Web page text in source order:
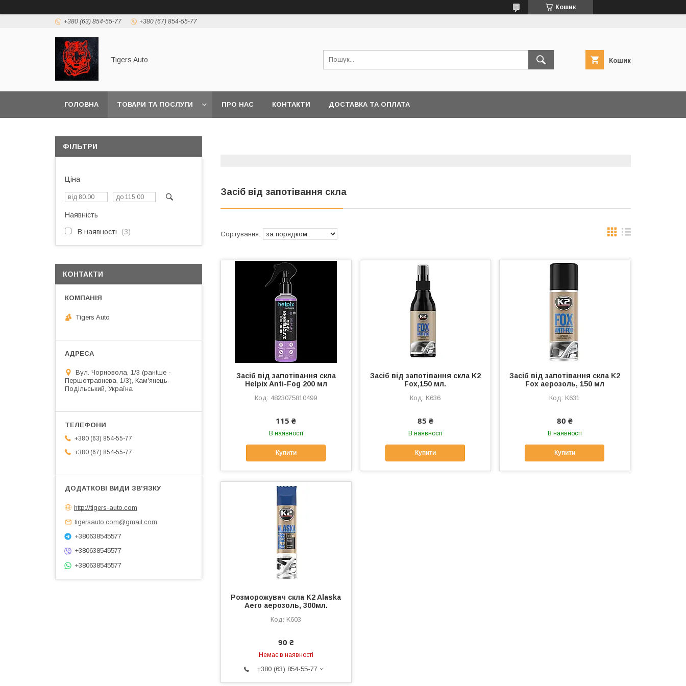
Кошик
+380 (63) 854-55-77 +380 (67) 854-55-77
Tigers Auto Кошик
ГОЛОВНА ТОВАРИ ТА ПОСЛУГИ ПРО НАС КОНТАКТИ ДОСТАВКА ТА ОПЛАТА
Засіб від запотівання скла
Засіб від запотівання скла
Helpix Anti-Fog 200 мл
4823075810499
115 ₴
В наявності
Купити
Засіб від запотівання скла K2
Fox,150 мл.
K636
85 ₴
В наявності
Купити
Засіб від запотівання скла K2
Fox аерозоль, 150 мл
K631
80 ₴
В наявності
Купити
Розморожувач скла K2 Alaska
Aero аерозоль, 300мл.
K603
90 ₴
Немає в наявності
+380 (63) 854-55-77
ФІЛЬТРИ
Ціна
Наявність
В наявності 3
КОНТАКТИ
Tigers Auto
Вул. Чорновола, 1/3 (раніше -
Першотравнева, 1/3), Кам'янець-
Подільський, Україна
+380 (63) 854-55-77
+380 (67) 854-55-77
http://tigers-auto.com
tigersauto.com@gmail.com
+380638545577
+380638545577
+380638545577